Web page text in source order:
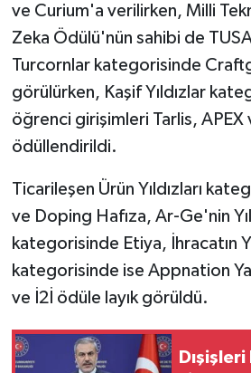
ve Curium'a verilirken, Milli
Zeka Ödülü'nün sahibi de
Turcornlar kategorisinde
görülürken, Kaşif Yıldızlar
öğrenci girişimleri Tarlis, APEX
ödüllendirildi.
Ticarileşen Ürün Yıldızları
ve Doping Hafıza, Ar-Ge'nin
kategorisinde Etiya, İhracatın
kategorisinde ise Appnation
ve İ2İ ödüle layık görüldü.